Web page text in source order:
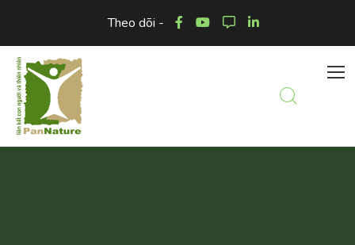
Theo dõi -